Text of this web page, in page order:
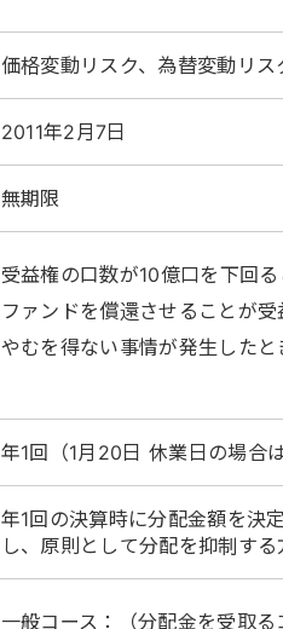
価格変動リスク、為替変動リ
2011年2月7日
無期限
受益権の口数が10億口を下回る
ファンドを償還させることが
やむを得ない事情が発生したと
年1回（1月20日 休業日の場合
年1回の決算時に分配金額を決
し、原則として分配を抑制する
一般コース：（分配金を受取